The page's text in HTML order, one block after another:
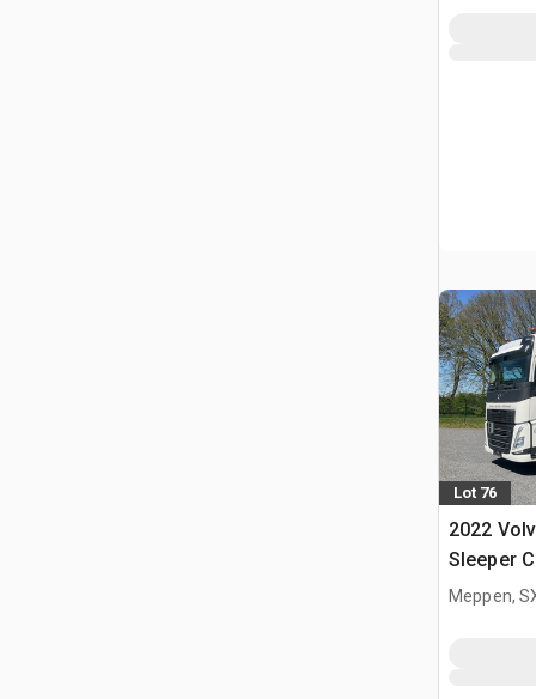
Lot 76
2022
Sleeper
Meppen,